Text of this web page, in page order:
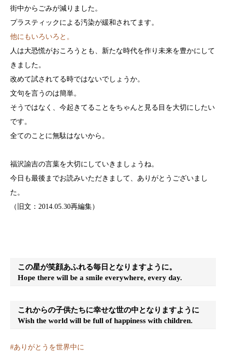
街中からごみが減りました。
プラスティックによる汚染が緩和されてます。
他にもいろいろと。
人は大恐慌がおころうとも、新たな時代を作り未来を豊かにして
きました。
改めて試されてる時ではないでしょうか。
文句を言うのは簡単。
そうではなく、今起きてることをちゃんと見る目を大切にしたい
です。
全てのことに無駄はないから。
福沢諭吉の言葉を大切にしていきましょうね。
今日も最後までお読みいただきまして、ありがとうございまし
た。
（旧文：2014.05.30再編集）
この星が笑顔あふれる毎日となりますように。
Hope there will be a smile everywhere, every day.
これからの子供たちに幸せな世の中となりますように
Wish the world will be full of happiness with children.
#ありがとうを世界中に